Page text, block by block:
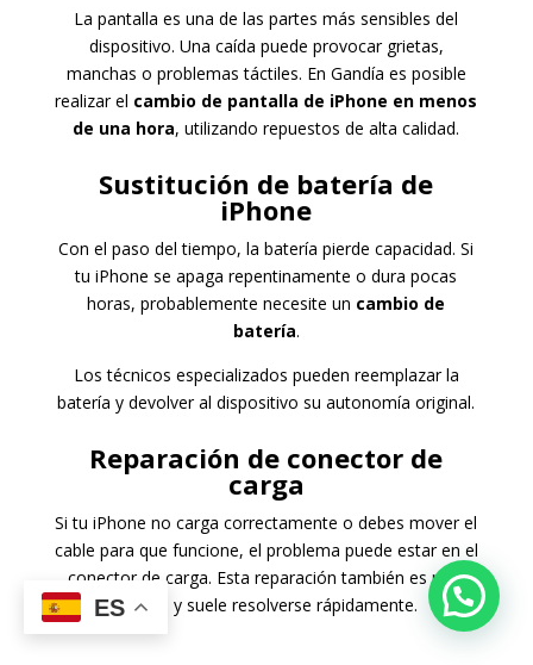
La pantalla es una de las partes más sensibles del
dispositivo. Una caída puede provocar grietas,
manchas o problemas táctiles. En Gandía es posible
realizar el cambio de pantalla de iPhone en menos
de una hora, utilizando repuestos de alta calidad.
Sustitución de batería de
iPhone
Con el paso del tiempo, la batería pierde capacidad. Si
tu iPhone se apaga repentinamente o dura pocas
horas, probablemente necesite un cambio de
batería.
Los técnicos especializados pueden reemplazar la
batería y devolver al dispositivo su autonomía original.
Reparación de conector de
carga
Si tu iPhone no carga correctamente o debes mover el
cable para que funcione, el problema puede estar en el
conector de carga. Esta reparación también es muy
común y suele resolverse rápidamente.
ES